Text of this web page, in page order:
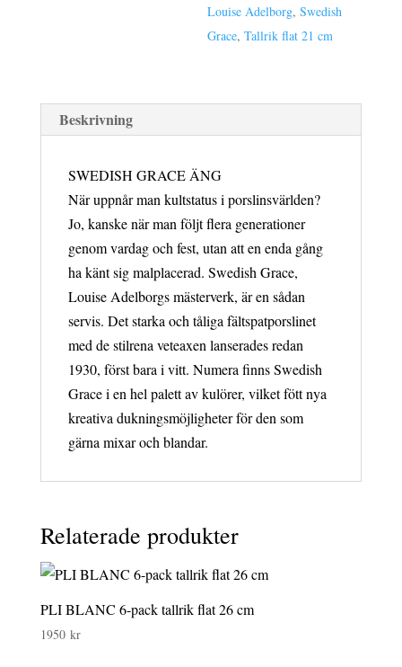
Louise Adelborg,Swedish
Grace,Tallrik flat 21 cm
Beskrivning
SWEDISH GRACE ÄNG
När uppnår man kultstatus i porslinsvärlden?
Jo, kanske när man följt flera generationer
genom vardag och fest, utan att en enda gång
ha känt sig malplacerad. Swedish Grace,
Louise Adelborgs mästerverk, är en sådan
servis. Det starka och tåliga fältspatporslinet
med de stilrena veteaxen lanserades redan
1930, först bara i vitt. Numera finns Swedish
Grace i en hel palett av kulörer, vilket fött nya
kreativa dukningsmöjligheter för den som
gärna mixar och blandar.
Relaterade produkter
PLI BLANC 6-pack tallrik flat 26 cm
1950 kr